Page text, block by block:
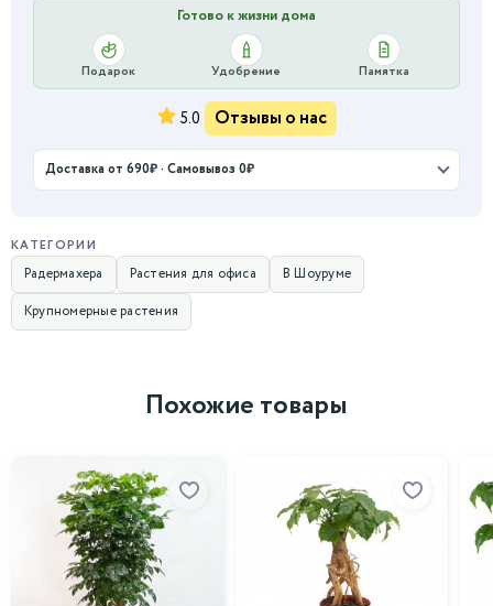
Готово к жизни дома
Подарок Удобрение Памятка
5.0 Отзывы о нас
Доставка от 690₽ · Самовывоз 0₽
КАТЕГОРИИ
Радермахера Растения для офиса
В Шоуруме
Крупномерные растения
Похожие товары